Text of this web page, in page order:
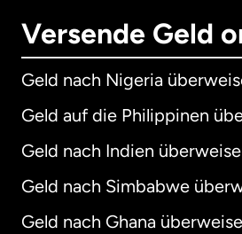
Versende Geld
Geld nach Nigeria
Geld auf die Philippinen
Geld nach Indien
Geld nach Simbabwe
Geld nach Ghana